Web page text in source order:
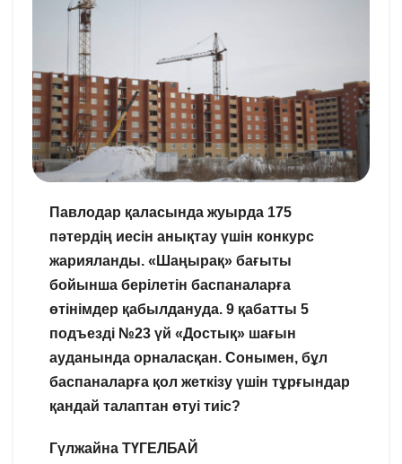
Павлодар қаласында жуырда 175
пәтердің иесін анықтау үшін конкурс
жарияланды. «Шаңырақ» бағыты
бойынша берілетін баспаналарға
өтінімдер қабылдануда. 9 қабатты 5
подъезді №23 үй «Достық» шағын
ауданында орналасқан. Сонымен, бұл
баспаналарға қол жеткізу үшін тұрғындар
қандай талаптан өтуі тиіс?
Гүлжайна ТҮГЕЛБАЙ